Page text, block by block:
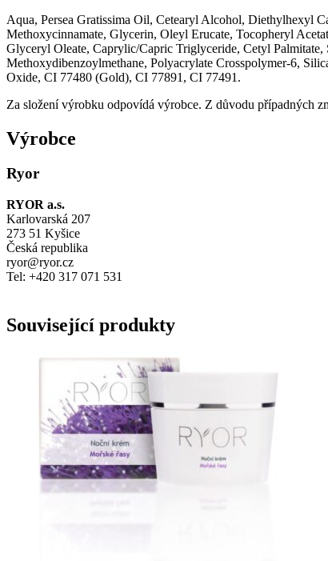
Aqua, Persea Gratissima Oil, Cetearyl Alcohol, Diethylhexyl
Methoxycinnamate, Glycerin, Oleyl Erucate, Tocopheryl
Glyceryl Oleate, Caprylic/Capric Triglyceride, Cetyl
Methoxydibenzoylmethane, Polyacrylate Crosspolymer-6,
Oxide, CI 77480 (Gold), CI 77891, CI 77491.
Za složení výrobku odpovídá výrobce. Z důvodu případných
Výrobce
Ryor
RYOR a.s.
Karlovarská 207
273 51 Kyšice
Česká republika
ryor@ryor.cz
Tel: +420 317 071 531
Související produkty